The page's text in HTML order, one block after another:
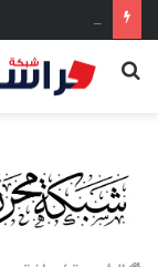
بحث